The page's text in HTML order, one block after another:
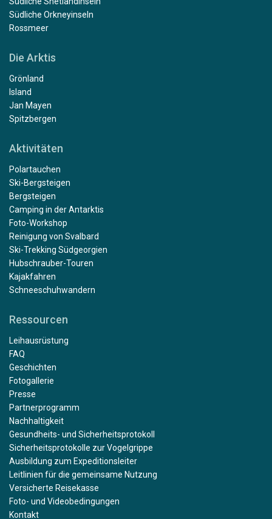
Südliche Orkneyinseln
Rossmeer
Die Arktis
Grönland
Island
Jan Mayen
Spitzbergen
Aktivitäten
Polartauchen
Ski-Bergsteigen
Bergsteigen
Camping in der Antarktis
Foto-Workshop
Reinigung von Svalbard
Ski-Trekking Südgeorgien
Hubschrauber-Touren
Kajakfahren
Schneeschuhwandern
Ressourcen
Leihausrüstung
FAQ
Geschichten
Fotogallerie
Presse
Partnerprogramm
Nachhaltigkeit
Gesundheits- und Sicherheitsprotokoll
Sicherheitsprotokolle zur Vogelgrippe
Ausbildung zum Expeditionsleiter
Leitlinien für die gemeinsame Nutzung
Versicherte Reisekasse
Foto- und Videobedingungen
Kontakt